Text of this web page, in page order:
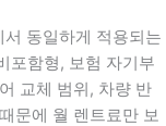
동일하게 적용되는
포함형, 보험 자기부
교체 범위, 차량 반
문에 월 렌트료만 보